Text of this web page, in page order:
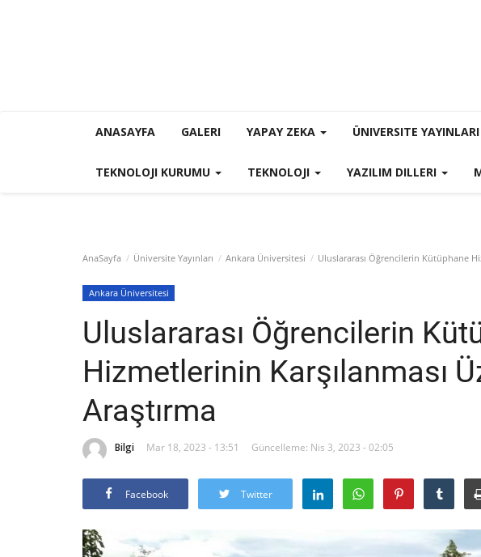
ANASAYFA GALERI YAPAY ZEKA ÜNIVERSITE YAYINLARI
TEKNOLOJI KURUMU TEKNOLOJI YAZILIM DILLERI
AnaSayfa Üniversite Yayınları Ankara Üniversitesi Uluslararası Öğrencilerin Kütüphane
Ankara Üniversitesi
Uluslararası Öğrencilerin
Hizmetlerinin Karşılanması
Araştırma
Bilgi Mar 18, 2023 - 13:51 Güncelleme: Nis 3, 2023 - 02:05
Facebook Twitter